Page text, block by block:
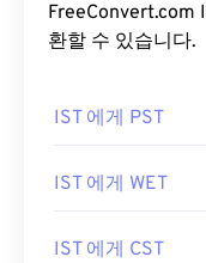
FreeConvert.com
환할 수 있습니다.
IST 에게 PST
IST 에게 WET
IST 에게 CST